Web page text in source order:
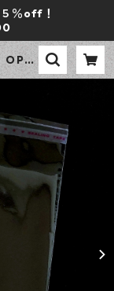
％off！
OPP
資材